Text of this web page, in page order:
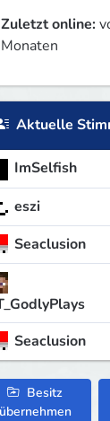
Zuletzt online:
Monaten
Aktuelle
ImSelfish
eszi
Seaclusion
Seaclusion
Besitz
übernehmen